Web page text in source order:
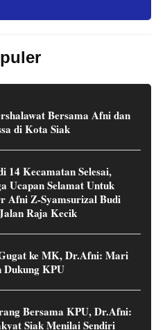
Bersama Afni dan
di Kota Siak
14 Kecamatan Selesai,
Ucapan Selamat Untuk
Afni Z-Syamsurizal Budi
Raja Kecik
ke MK, Dr.Afni: Mari
Dukung KPU
Bersama KPU, Dr.Afni:
Siak Menilai Sendiri